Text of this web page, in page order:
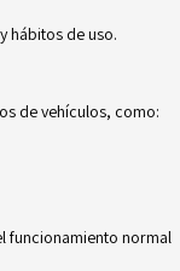
hábitos de uso.
de vehículos, como:
funcionamiento normal